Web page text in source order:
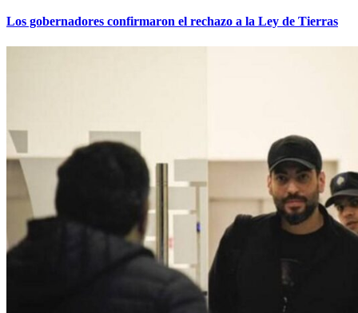
Los gobernadores confirmaron el rechazo a la Ley de Tierras